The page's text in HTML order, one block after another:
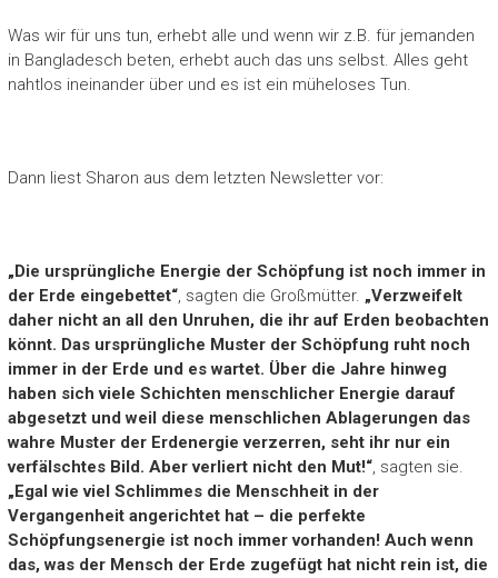
Was wir für uns tun, erhebt alle und wenn wir z.B. für jemanden
in Bangladesch beten, erhebt auch das uns selbst. Alles geht
nahtlos ineinander über und es ist ein müheloses Tun.
Dann liest Sharon aus dem letzten Newsletter vor:
„Die ursprüngliche Energie der Schöpfung ist noch immer in
der Erde eingebettet“, sagten die Großmütter. „Verzweifelt
daher nicht an all den Unruhen, die ihr auf Erden beobachten
könnt. Das ursprüngliche Muster der Schöpfung ruht noch
immer in der Erde und es wartet. Über die Jahre hinweg
haben sich viele Schichten menschlicher Energie darauf
abgesetzt und weil diese menschlichen Ablagerungen das
wahre Muster der Erdenergie verzerren, seht ihr nur ein
verfälschtes Bild. Aber verliert nicht den Mut!“, sagten sie.
„Egal wie viel Schlimmes die Menschheit in der
Vergangenheit angerichtet hat – die perfekte
Schöpfungsenergie ist noch immer vorhanden! Auch wenn
das, was der Mensch der Erde zugefügt hat nicht rein ist, die